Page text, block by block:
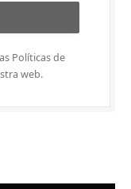
Políticas de
web.